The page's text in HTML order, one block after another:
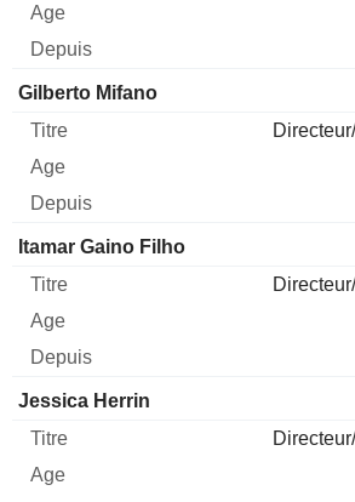
Gilberto Mifano
Itamar Gaino Filho
Jessica Herrin